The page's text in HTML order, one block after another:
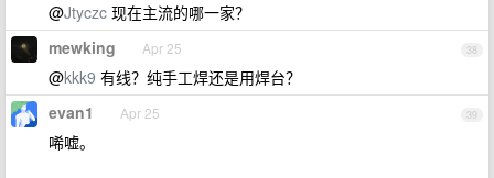
@Jtyczc 现在主流的哪一家？
38
mewking Apr 25
@kkk9 有线？纯手工焊还是用焊台？
39
evan1 Apr 25
唏嘘。